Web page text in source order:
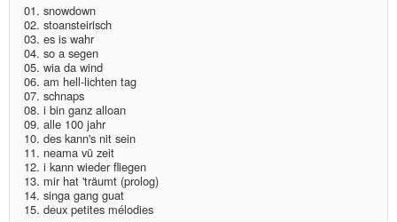
01. snowdown
02. stoansteirisch
03. es is wahr
04. so a segen
05. wia da wind
06. am hell-lichten tag
07. schnaps
08. i bin ganz alloan
09. alle 100 jahr
10. des kann's nit sein
11. neama vü zeit
12. i kann wieder fliegen
13. mir hat 'träumt (prolog)
14. singa gang guat
15. deux petites mélodies